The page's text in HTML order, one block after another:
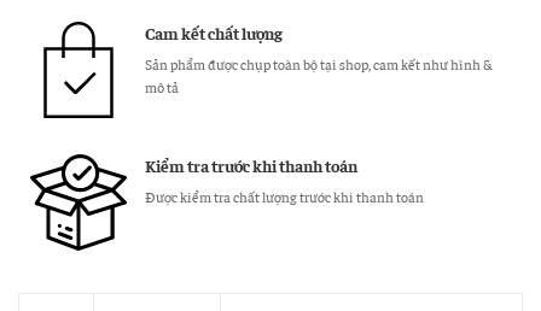
Cam kết chất lượng
Sản phẩm được chụp toàn bộ tại shop, cam kết như hình &
mô tả
Kiểm tra trước khi thanh toán
Được kiểm tra chất lượng trước khi thanh toán